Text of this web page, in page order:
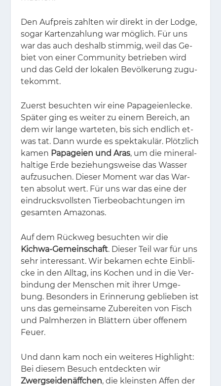
Den Auf­preis zahl­ten wir di­rekt in der Lodge,
so­gar Kar­ten­zah­lung war mög­lich. Für uns
war das auch des­halb stim­mig, weil das Ge­
biet von ei­ner Com­mu­ni­ty be­trie­ben wird
und das Geld der lo­ka­len Be­völ­ke­rung zu­gu­
te­kommt.
Zu­erst be­such­ten wir eine Pa­pa­gei­en­le­cke.
Spä­ter ging es wei­ter zu ei­nem Be­reich, an
dem wir lan­ge war­te­ten, bis sich end­lich et­
was tat. Dann wur­de es spek­ta­ku­lär. Plötz­lich
ka­men Papageien und Aras, um die mi­ne­ral­
hal­ti­ge Erde be­zie­hungs­wei­se das Was­ser
auf­zu­su­chen. Die­ser Mo­ment war das War­
ten ab­so­lut wert. Für uns war das eine der
ein­drucks­volls­ten Tier­be­ob­ach­tun­gen im
ge­sam­ten Ama­zo­nas.
Auf dem Rück­weg be­such­ten wir die
Kichwa-Gemeinschaft. Die­ser Teil war für uns
sehr in­ter­es­sant. Wir be­ka­men ech­te Ein­bli­
cke in den All­tag, ins Ko­chen und in die Ver­
bin­dung der Men­schen mit ih­rer Um­ge­
bung. Be­son­ders in Er­in­ne­rung ge­blie­ben ist
uns das ge­mein­sa­me Zu­be­rei­ten von Fisch
und Palm­her­zen in Blät­tern über of­fe­nem
Feu­er.
Und dann kam noch ein wei­te­res High­light:
Bei die­sem Be­such ent­deck­ten wir
Zwergseidenäffchen, die kleins­ten Af­fen der